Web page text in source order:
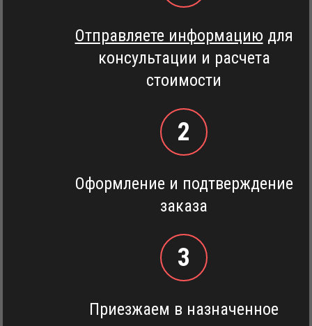
Отправляете информацию для
консультации и расчета
стоимости
2
Оформление и подтверждение
заказа
3
Приезжаем в назначенное